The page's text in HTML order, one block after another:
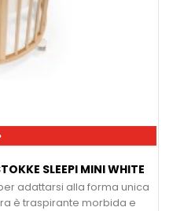
SLEEPI MINI WHITE
adattarsi alla forma unica
è traspirante morbida e